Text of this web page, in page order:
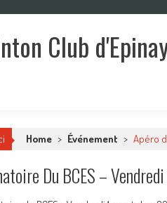
Club
Home > Événement > Apéro
Du BCES –